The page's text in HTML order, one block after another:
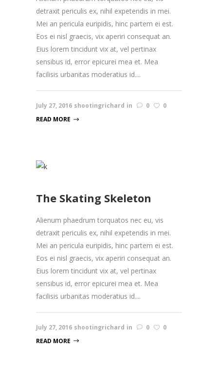
detraxit periculis ex, nihil expetendis in mei.
Mei an pericula euripidis, hinc partem ei est.
Eos ei nisl graecis, vix aperiri consequat an.
Eius lorem tincidunt vix at, vel pertinax
sensibus id, error epicurei mea et. Mea
facilisis urbanitas moderatius id....
July 27, 2016 shootingrichard in 0
0
READ MORE
The Skating Skeleton
Alienum phaedrum torquatos nec eu, vis
detraxit periculis ex, nihil expetendis in mei.
Mei an pericula euripidis, hinc partem ei est.
Eos ei nisl graecis, vix aperiri consequat an.
Eius lorem tincidunt vix at, vel pertinax
sensibus id, error epicurei mea et. Mea
facilisis urbanitas moderatius id....
July 27, 2016 shootingrichard in 0
0
READ MORE